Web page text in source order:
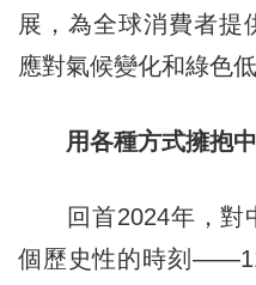
展，為全球消費者提
應對氣候變化和綠色
用各種方式擁抱中
回首2024年，對
個歷史性的時刻